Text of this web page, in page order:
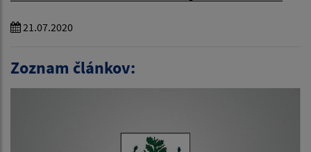
21.07.2020
Zoznam článkov: